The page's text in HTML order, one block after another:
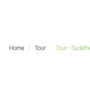
Home Tour Tour -